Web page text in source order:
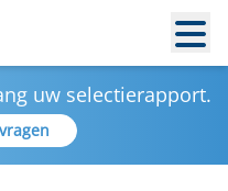
uw selectierapport.